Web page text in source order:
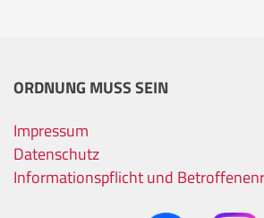
ORDNUNG MUSS SEIN
Impressum
Datenschutz
Informationspflicht und